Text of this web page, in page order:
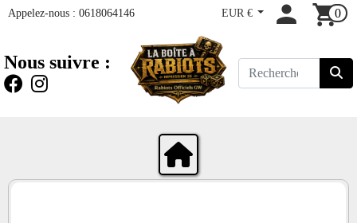
Appelez-nous : 0618064146 EUR € 0
Nous suivre :